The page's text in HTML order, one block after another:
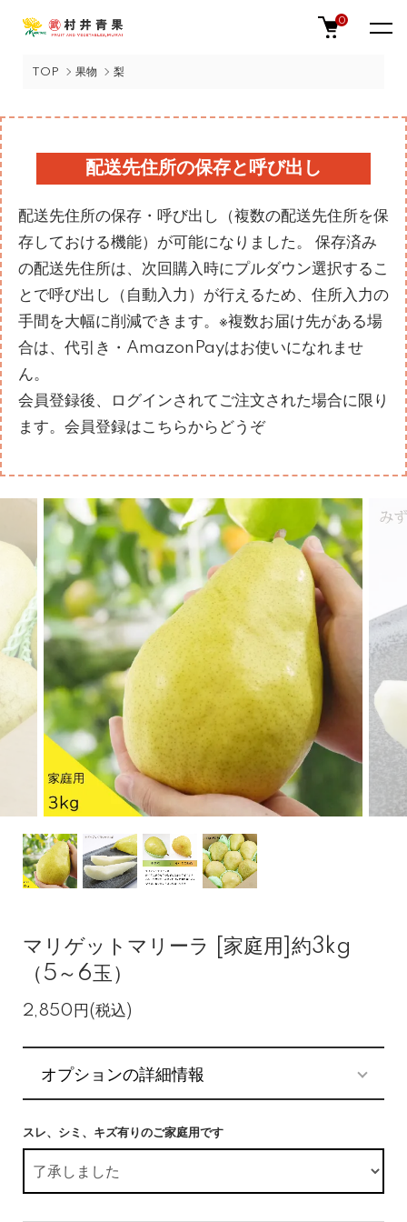
0
TOP 果物 梨
配送先住所の保存と呼び出し
配送先住所の保存・呼び出し（複数の配送先住所を保
存しておける機能）が可能になりました。 保存済み
の配送先住所は、次回購入時にプルダウン選択するこ
とで呼び出し（自動入力）が行えるため、住所入力の
手間を大幅に削減できます。※複数お届け先がある場
合は、代引き・AmazonPayはお使いになれませ
ん。
会員登録後、ログインされてご注文された場合に限り
ます。 会員登録はこちらからどうぞ
マリゲットマリーラ [家庭用]約3kg
（5～6玉）
2,850円(税込)
オプションの詳細情報
スレ、シミ、キズ有りのご家庭用です